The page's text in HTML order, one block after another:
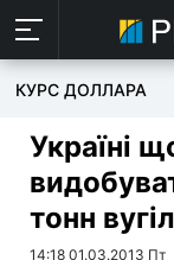
КУРС ДОЛЛАРА
Україні
тонн
14:18 01.03.2013 Пт